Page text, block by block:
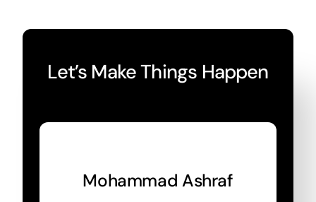
Let’s Make Things Happen
Mohammad Ashraf